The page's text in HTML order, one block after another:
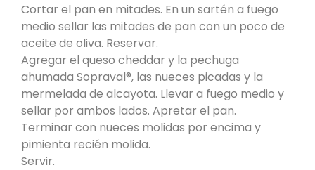
Cortar el pan en mitades. En un sartén a fuego
medio sellar las mitades de pan con un poco de
aceite de oliva. Reservar.
Agregar el queso cheddar y la pechuga
ahumada Sopraval®, las nueces picadas y la
mermelada de alcayota. Llevar a fuego medio y
sellar por ambos lados. Apretar el pan.
Terminar con nueces molidas por encima y
pimienta recién molida.
Servir.